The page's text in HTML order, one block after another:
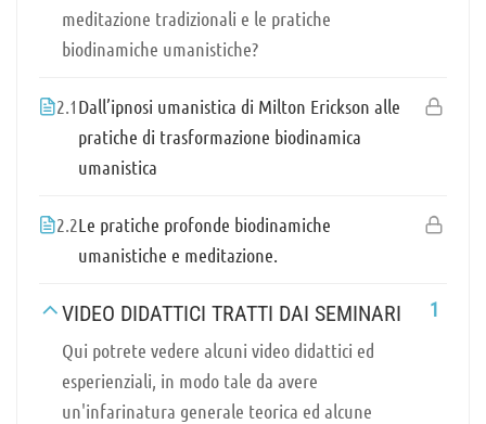
meditazione tradizionali e le pratiche
biodinamiche umanistiche?
2.1Dall’ipnosi umanistica di Milton Erickson alle
pratiche di trasformazione biodinamica
umanistica
2.2Le pratiche profonde biodinamiche
umanistiche e meditazione.
VIDEO DIDATTICI TRATTI DAI SEMINARI
Qui potrete vedere alcuni video didattici ed
esperienziali, in modo tale da avere
un'infarinatura generale teorica ed alcune
1